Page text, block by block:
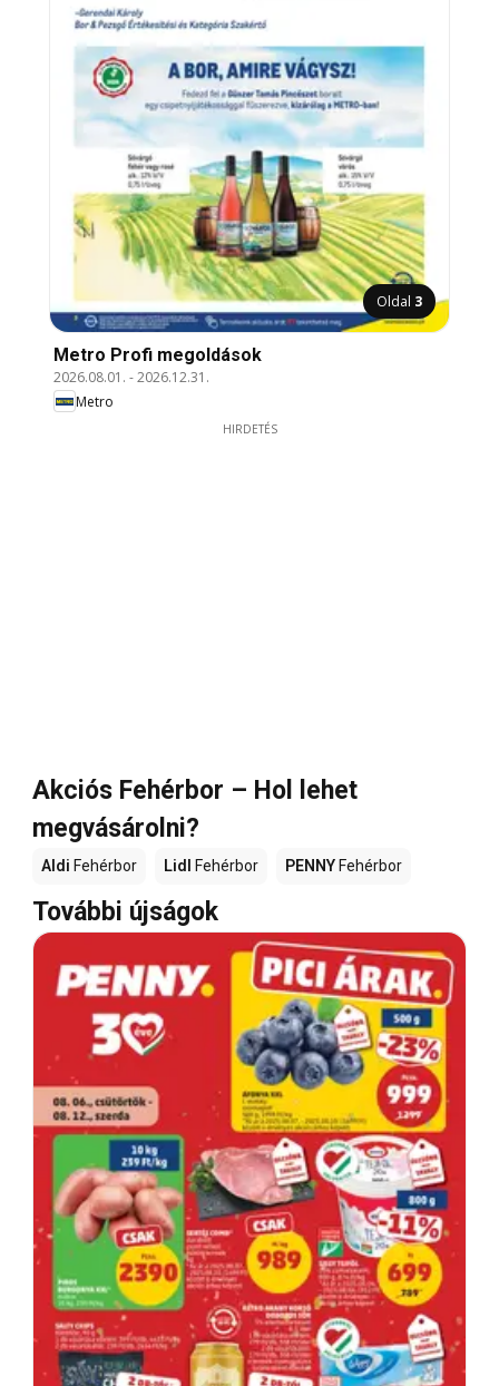
Oldal 3
Metro Profi megoldások
2026.08.01. -2026.12.31.
Metro
HIRDETÉS
Akciós Fehérbor – Hol lehet
megvásárolni?
Aldi Fehérbor Lidl Fehérbor PENNY Fehérbor
További újságok